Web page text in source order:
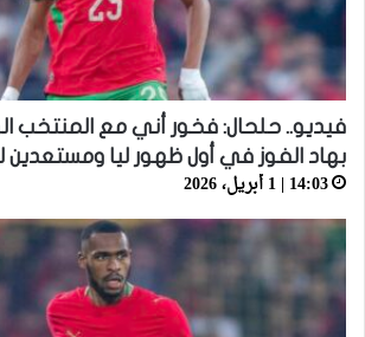
فيديو.. حلحال: فخور أني مع المنتخب
بهاد الفوز في أول ظهور ليا ومستعدين
14:03 | 1 أبريل، 2026